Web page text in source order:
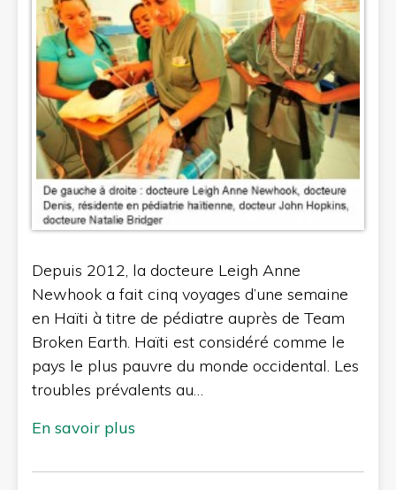
Depuis 2012, la docteure Leigh Anne
Newhook a fait cinq voyages d’une semaine
en Haïti à titre de pédiatre auprès de Team
Broken Earth. Haïti est considéré comme le
pays le plus pauvre du monde occidental. Les
troubles prévalents au…
En savoir plus